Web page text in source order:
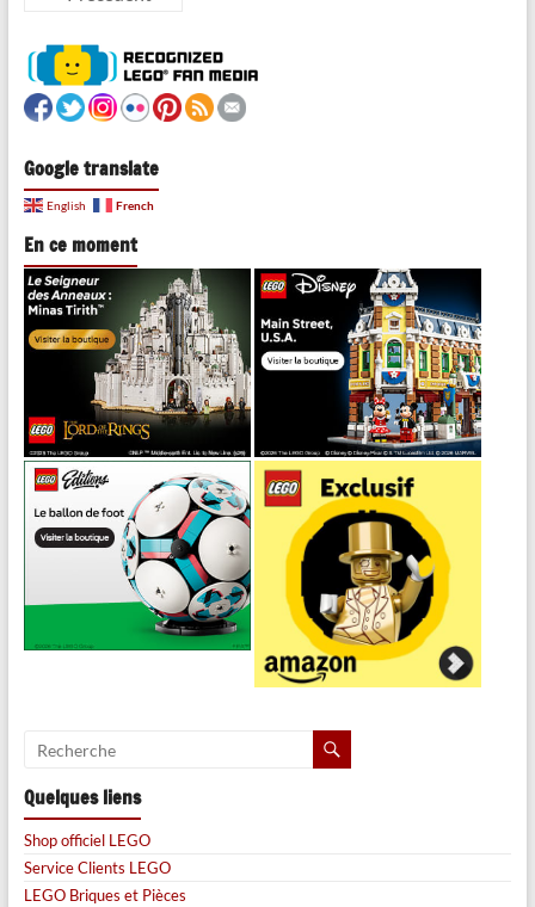
Google translate
English French
En ce moment
Quelques liens
Shop officiel LEGO
Service Clients LEGO
LEGO Briques et Pièces